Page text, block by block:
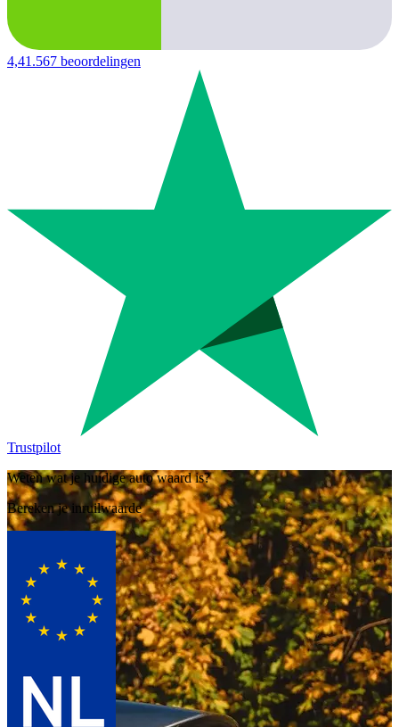
4,41.567 beoordelingen
Trustpilot
Weten wat je huidige auto waard is?
Bereken je inruilwaarde